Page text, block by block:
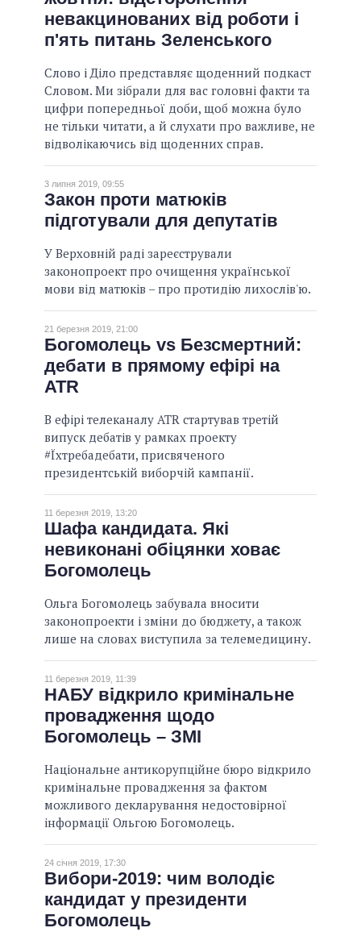
ВСІ ОБІЦЯНКИ
АРХІВНІ ОБІЦЯНКИ
невакцинованих від роботи і
п'ять питань Зеленського
Слово і Діло представляє щоденний подкаст
Словом. Ми зібрали для вас головні факти та
цифри попередньої доби, щоб можна було
не тільки читати, а й слухати про важливе, не
відволікаючись від щоденних справ.
3 липня 2019, 09:55
Закон проти матюків
підготували для депутатів
У Верховній раді зареєстрували
законопроект про очищення української
мови від матюків – про протидію лихослів'ю.
21 березня 2019, 21:00
Богомолець vs Безсмертний:
дебати в прямому ефірі на
ATR
В ефірі телеканалу ATR стартував третій
випуск дебатів у рамках проекту
#Їхтребадебати, присвяченого
президентській виборчій кампанії.
11 березня 2019, 13:20
Шафа кандидата. Які
невиконані обіцянки ховає
Богомолець
Ольга Богомолець забувала вносити
законопроекти і зміни до бюджету, а також
лише на словах виступила за телемедицину.
11 березня 2019, 11:39
НАБУ відкрило кримінальне
провадження щодо
Богомолець – ЗМІ
Національне антикорупційне бюро відкрило
кримінальне провадження за фактом
можливого декларування недостовірної
інформації Ольгою Богомолець.
24 січня 2019, 17:30
Вибори-2019: чим володіє
кандидат у президенти
Богомолець